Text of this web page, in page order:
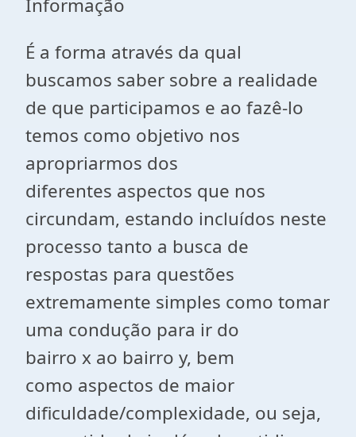
Informação
É a forma através da qual
buscamos saber sobre a realidade
de que participamos e ao fazê-lo
temos como objetivo nos
apropriarmos dos
diferentes aspectos que nos
circundam, estando incluídos neste
processo tanto a busca de
respostas para questões
extremamente simples como tomar
uma condução para ir do
bairro x ao bairro y, bem
como aspectos de maior
dificuldade/complexidade, ou seja,